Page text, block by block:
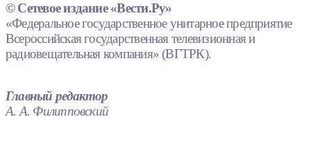
© Сетевое издание «Вести.Ру»
«Федеральное государственное унитарное предприятие
Всероссийская государственная телевизионная и
радиовещательная компания» (ВГТРК).
Главный редактор
А. А. Филипповский